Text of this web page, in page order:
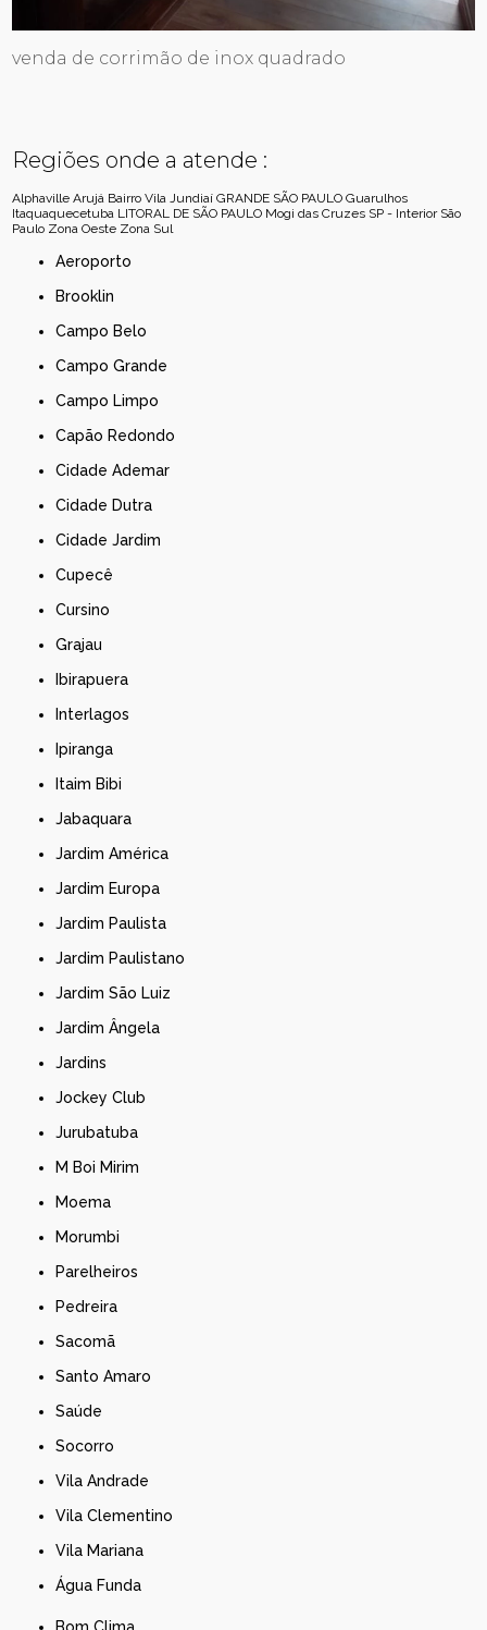
venda de corrimão de inox quadrado
Regiões onde a atende :
Alphaville Arujá Bairro Vila Jundiaí GRANDE SÃO PAULO Guarulhos
Itaquaquecetuba LITORAL DE SÃO PAULO Mogi das Cruzes SP - Interior São
Paulo Zona Oeste Zona Sul
Aeroporto
Brooklin
Campo Belo
Campo Grande
Campo Limpo
Capão Redondo
Cidade Ademar
Cidade Dutra
Cidade Jardim
Cupecê
Cursino
Grajau
Ibirapuera
Interlagos
Ipiranga
Itaim Bibi
Jabaquara
Jardim América
Jardim Europa
Jardim Paulista
Jardim Paulistano
Jardim São Luiz
Jardim Ângela
Jardins
Jockey Club
Jurubatuba
M Boi Mirim
Moema
Morumbi
Parelheiros
Pedreira
Sacomã
Santo Amaro
Saúde
Socorro
Vila Andrade
Vila Clementino
Vila Mariana
Água Funda